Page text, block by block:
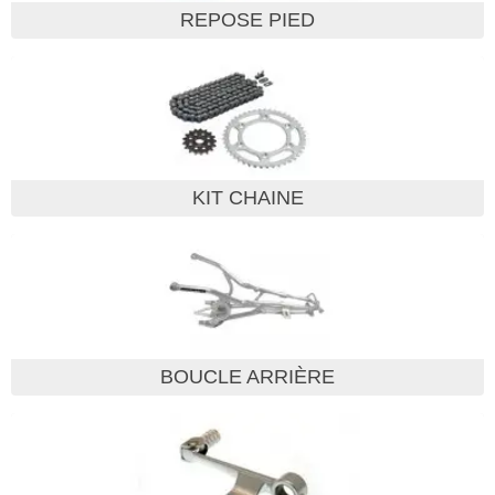
REPOSE PIED
KIT CHAINE
BOUCLE ARRIÈRE